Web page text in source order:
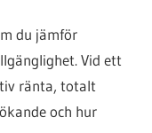
du jämför
Vid ett
ränta, totalt
och hur